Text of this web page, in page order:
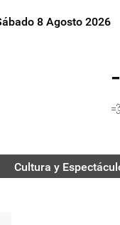
8 Agosto 2026
Cultura y